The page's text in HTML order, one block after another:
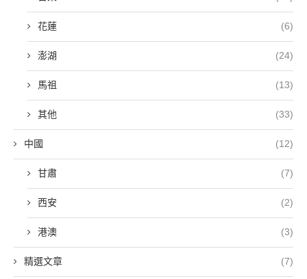
花蓮 (6)
澎湖 (24)
馬祖 (13)
其他 (33)
中國 (12)
甘肅 (7)
西安 (2)
港澳 (3)
精選文章 (7)